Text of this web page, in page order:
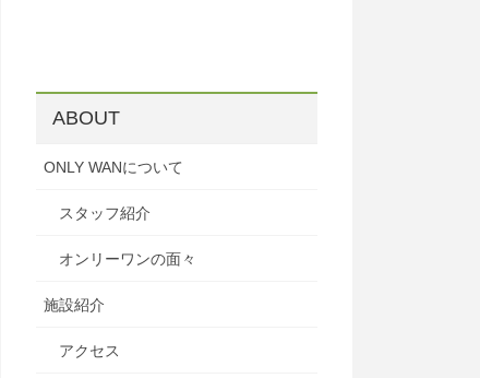
ABOUT
ONLY WANについて
スタッフ紹介
オンリーワンの面々
施設紹介
アクセス